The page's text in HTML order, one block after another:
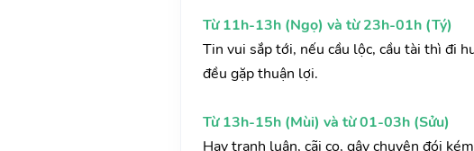
Từ 11h-13h (Ngọ) và từ 23h-01h (Tý)
Tin vui sắp tới, nếu cầu lộc, cầu tài thì đi
đều gặp thuận lợi.
Từ 13h-15h (Mùi) và từ 01-03h (Sửu)
Hay tranh luận, cãi cọ, gây chuyện đói